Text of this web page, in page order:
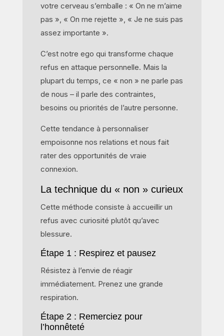
votre cerveau s’emballe : « On ne m’aime
pas », « On me rejette », « Je ne suis pas
assez importante ».
C’est notre ego qui transforme chaque
refus en attaque personnelle. Mais la
plupart du temps, ce « non » ne parle pas
de nous – il parle des contraintes,
besoins ou priorités de l’autre personne.
Cette tendance à personnaliser
empoisonne nos relations et nous fait
rater des opportunités de vraie
connexion.
La technique du « non » curieux
Cette méthode consiste à accueillir un
refus avec curiosité plutôt qu’avec
blessure.
Étape 1 : Respirez et pausez
Résistez à l’envie de réagir
immédiatement. Prenez une grande
respiration.
Étape 2 : Remerciez pour
l’honnêteté